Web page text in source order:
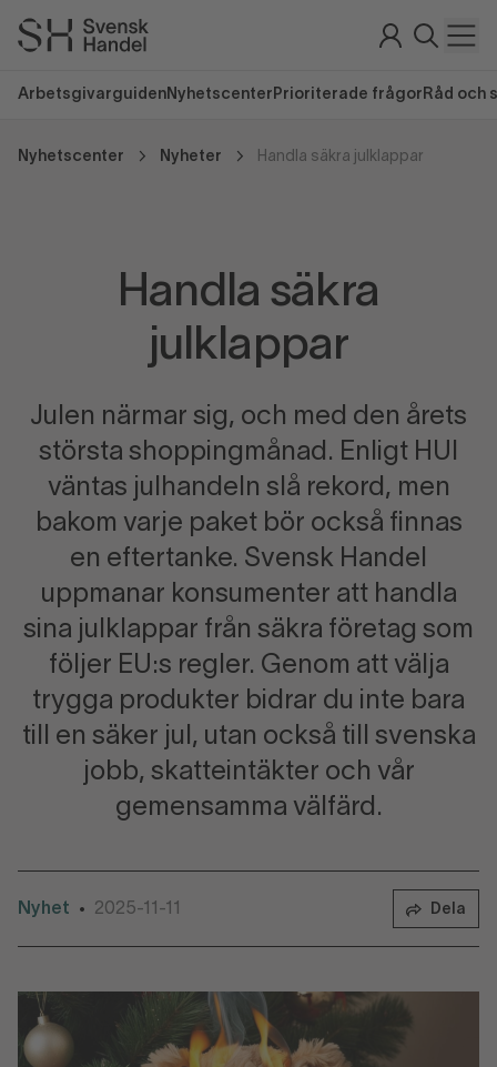
Arbetsgivarguiden Nyhetscenter Prioriterade frågor Råd och
Nyhetscenter Nyheter Handla säkra julklappar
Handla säkra
julklappar
Julen närmar sig, och med den årets
största shoppingmånad. Enligt HUI
väntas julhandeln slå rekord, men
bakom varje paket bör också finnas
en eftertanke. Svensk Handel
uppmanar konsumenter att handla
sina julklappar från säkra företag som
följer EU:s regler. Genom att välja
trygga produkter bidrar du inte bara
till en säker jul, utan också till svenska
jobb, skatteintäkter och vår
gemensamma välfärd.
Nyhet • 2025-11-11 Dela